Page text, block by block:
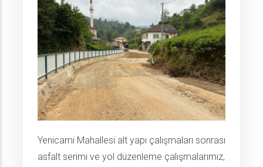
Yenicami Mahallesi alt yapı çalışmaları sonrası
asfalt serimi ve yol düzenleme çalışmalarımız,